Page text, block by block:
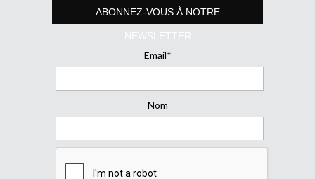
ABONNEZ-VOUS À NOTRE
NEWSLETTER
Email*
Nom